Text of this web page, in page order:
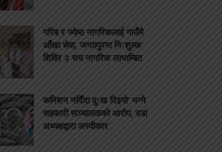
गरिब र ज्येष्ठ नागरिकलाई गाउँमै
आँखा सेवा, जगतपुरमा निःशुल्क
शिविर २ सय नागरिक लाभाम्बित
कमिशन नदिँदा दुःख दिइयो’ भन्ने
सहकारी सञ्चालकको आरोप, वडा
अध्यक्षद्वारा अस्वीकार